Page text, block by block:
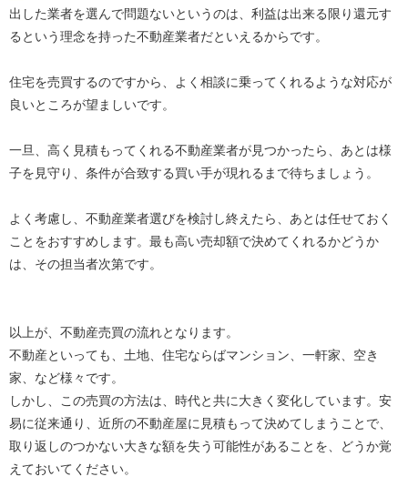
出した業者を選んで問題ないというのは、利益は出来る限り還元す
るという理念を持った不動産業者だといえるからです。
住宅を売買するのですから、よく相談に乗ってくれるような対応が
良いところが望ましいです。
一旦、高く見積もってくれる不動産業者が見つかったら、あとは様
子を見守り、条件が合致する買い手が現れるまで待ちましょう。
よく考慮し、不動産業者選びを検討し終えたら、あとは任せておく
ことをおすすめします。最も高い売却額で決めてくれるかどうか
は、その担当者次第です。
以上が、不動産売買の流れとなります。
不動産といっても、土地、住宅ならばマンション、一軒家、空き
家、など様々です。
しかし、この売買の方法は、時代と共に大きく変化しています。安
易に従来通り、近所の不動産屋に見積もって決めてしまうことで、
取り返しのつかない大きな額を失う可能性があることを、どうか覚
えておいてください。